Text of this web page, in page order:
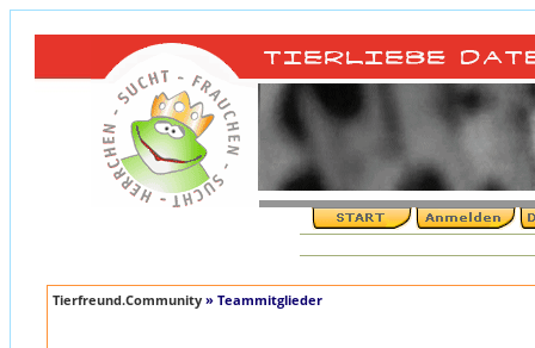
Tierfreund.Community » Teammitglieder